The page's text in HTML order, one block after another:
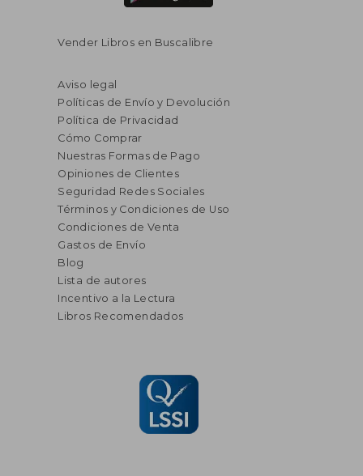
Vender Libros en Buscalibre
Aviso legal
Políticas de Envío y Devolución
Política de Privacidad
Cómo Comprar
Nuestras Formas de Pago
Opiniones de Clientes
Seguridad Redes Sociales
Términos y Condiciones de Uso
Condiciones de Venta
Gastos de Envío
Blog
Lista de autores
Incentivo a la Lectura
Libros Recomendados